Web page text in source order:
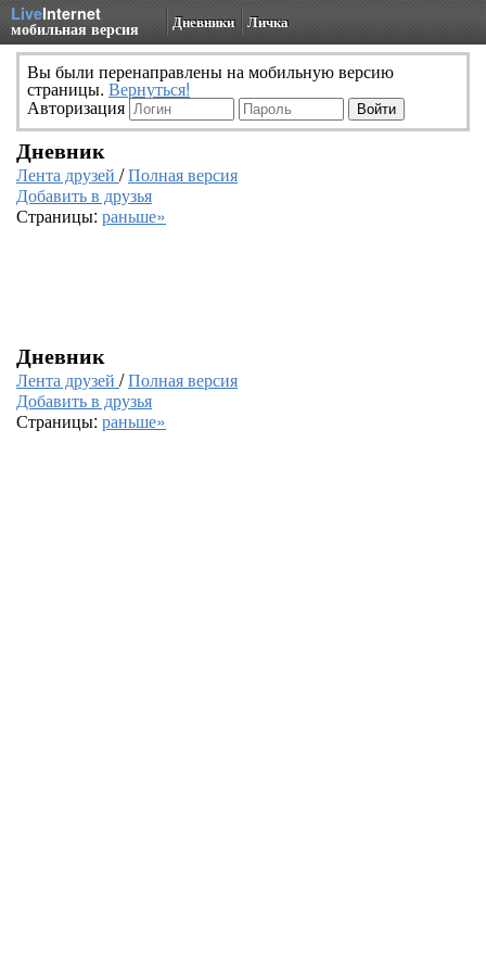
LiveInternet
мобильная версия Дневники Личка
Вы были перенаправлены на мобильную версию
страницы. Вернуться!
Авторизация
Дневник
Лента друзей /Полная версия
Добавить в друзья
Страницы: раньше»
Дневник
Лента друзей /Полная версия
Добавить в друзья
Страницы: раньше»